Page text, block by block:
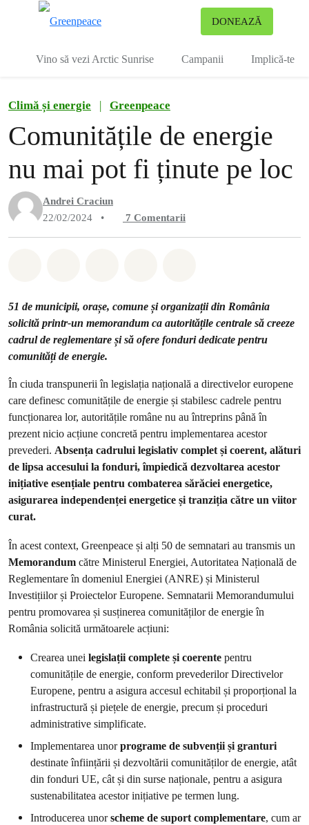
DONEAZĂ
Vino să vezi Arctic Sunrise Campanii Implică-te
Climă și energie | Greenpeace
Comunitățile de energie
nu mai pot fi ținute pe loc
Andrei Craciun
22/02/2024
• 7 Comentarii
51 de municipii, orașe, comune și organizații din România
solicită printr-un memorandum ca autoritățile centrale să creeze
cadrul de reglementare și să ofere fonduri dedicate pentru
comunități de energie.
În ciuda transpunerii în legislația națională a directivelor europene
care definesc comunitățile de energie și stabilesc cadrele pentru
funcționarea lor, autoritățile române nu au întreprins până în
prezent nicio acțiune concretă pentru implementarea acestor
prevederi. Absența cadrului legislativ complet și coerent, alături
de lipsa accesului la fonduri, împiedică dezvoltarea acestor
inițiative esențiale pentru combaterea sărăciei energetice,
asigurarea independenței energetice și tranziția către un viitor
curat.
În acest context, Greenpeace și alți 50 de semnatari au transmis un
Memorandum către Ministerul Energiei, Autoritatea Națională de
Reglementare în domeniul Energiei (ANRE) și Ministerul
Investițiilor și Proiectelor Europene. Semnatarii Memorandumului
pentru promovarea și susținerea comunităților de energie în
România solicită următoarele acțiuni:
Crearea unei legislații complete și coerente pentru
comunitățile de energie, conform prevederilor Directivelor
Europene, pentru a asigura accesul echitabil și proporțional la
infrastructură și piețele de energie, precum și proceduri
administrative simplificate.
Implementarea unorprograme de subvenții și granturi
destinate înființării și dezvoltării comunităților de energie, atât
din fonduri UE, cât și din surse naționale, pentru a asigura
sustenabilitatea acestor inițiative pe termen lung.
Introducerea unorscheme de suport complementare, cum ar